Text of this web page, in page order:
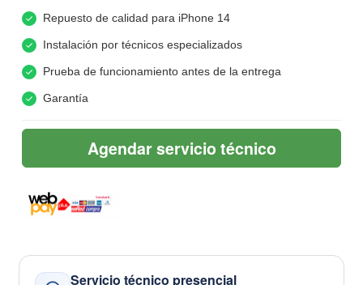
Repuesto de calidad para iPhone 14
Instalación por técnicos especializados
Prueba de funcionamiento antes de la entrega
Garantía
Agendar servicio técnico
Servicio técnico presencial